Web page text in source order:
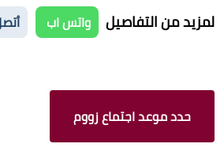
لمزيد من التفاصيل واتس اب
حدد موعد اجتماع زووم